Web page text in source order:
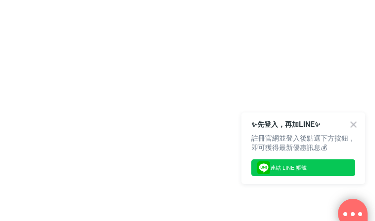
✨先登入，再加LINE✨
註冊官網並登入後點選下方按鈕，
即可獲得最新優惠訊息💰
連結 LINE 帳號